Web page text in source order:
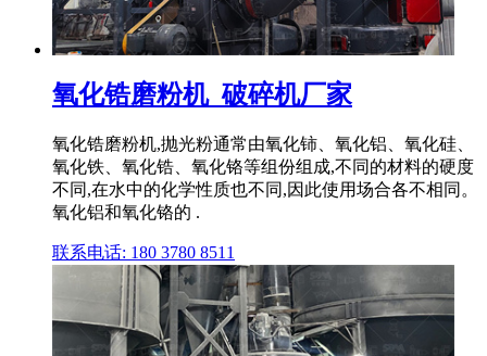
氧化锆磨粉机_破碎机厂家
氧化锆磨粉机,抛光粉通常由氧化铈、氧化铝、氧化硅、
氧化铁、氧化锆、氧化铬等组份组成,不同的材料的硬度
不同,在水中的化学性质也不同,因此使用场合各不相同。
氧化铝和氧化铬的 .
联系电话: 180 3780 8511